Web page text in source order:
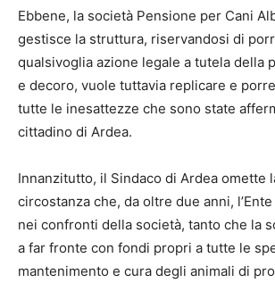
Ebbene, la società Pensione per Cani
gestisce la struttura, riservandosi di
qualsivoglia azione legale a tutela della
e decoro, vuole tuttavia replicare e
tutte le inesattezze che sono state
cittadino di Ardea.
Innanzitutto, il Sindaco di Ardea omette
circostanza che, da oltre due anni,
nei confronti della società, tanto che la
a far fronte con fondi propri a tutte le
mantenimento e cura degli animali di